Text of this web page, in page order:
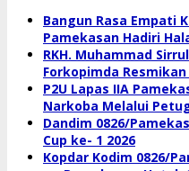
Bangun Rasa Empati
Pamekasan Hadiri
RKH. Muhammad
Forkopimda
P2U Lapas IIA
Narkoba Melalui
Dandim 0826/
Cup ke- 1 2026
Kopdar Kodim 0826/